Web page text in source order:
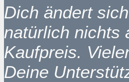
Dich ändert
natürlich nichts
Kaufpreis.
Deine